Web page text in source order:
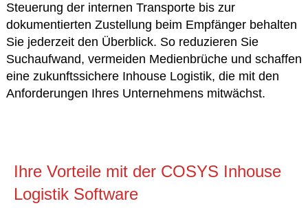
Steuerung der internen Transporte bis zur
dokumentierten Zustellung beim Empfänger behalten
Sie jederzeit den Überblick. So reduzieren Sie
Suchaufwand, vermeiden Medienbrüche und schaffen
eine zukunftssichere Inhouse Logistik, die mit den
Anforderungen Ihres Unternehmens mitwächst.
Ihre Vorteile mit der COSYS Inhouse
Logistik Software